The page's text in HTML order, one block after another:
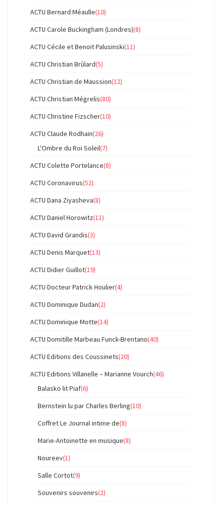
ACTU Bernard Méaulle(10)
ACTU Carole Buckingham (Londres)(8)
ACTU Cécile et Benoit Palusinski(11)
ACTU Christian Brûlard(5)
ACTU Christian de Maussion(12)
ACTU Christian Mégrelis(80)
ACTU Christine Fizscher(10)
ACTU Claude Rodhain(26)
L'Ombre du Roi Soleil(7)
ACTU Colette Portelance(8)
ACTU Coronavirus(52)
ACTU Dana Ziyasheva(8)
ACTU Daniel Horowitz(11)
ACTU David Grandis(3)
ACTU Denis Marquet(13)
ACTU Didier Guillot(19)
ACTU Docteur Patrick Houlier(4)
ACTU Dominique Dudan(2)
ACTU Dominique Motte(14)
ACTU Domitille Marbeau Funck-Brentano(40)
ACTU Editions des Coussinets(20)
ACTU Editions Villanelle – Marianne Vourch(46)
Balasko lit Piaf(6)
Bernstein lu par Charles Berling(10)
Coffret Le Journal intime de(8)
Marie-Antoinette en musique(8)
Noureev(1)
Salle Cortot(9)
Souvenirs souvenirs(2)